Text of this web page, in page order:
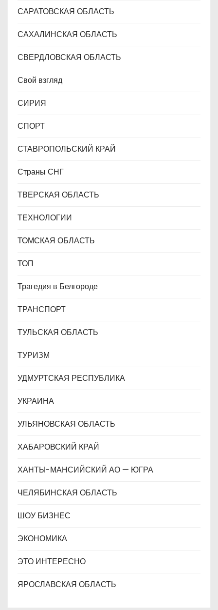
САРАТОВСКАЯ ОБЛАСТЬ
САХАЛИНСКАЯ ОБЛАСТЬ
СВЕРДЛОВСКАЯ ОБЛАСТЬ
Свой взгляд
СИРИЯ
СПОРТ
СТАВРОПОЛЬСКИЙ КРАЙ
Страны СНГ
ТВЕРСКАЯ ОБЛАСТЬ
ТЕХНОЛОГИИ
ТОМСКАЯ ОБЛАСТЬ
ТОП
Трагедия в Белгороде
ТРАНСПОРТ
ТУЛЬСКАЯ ОБЛАСТЬ
ТУРИЗМ
УДМУРТСКАЯ РЕСПУБЛИКА
УКРАИНА
УЛЬЯНОВСКАЯ ОБЛАСТЬ
ХАБАРОВСКИЙ КРАЙ
ХАНТЫ-МАНСИЙСКИЙ АО — ЮГРА
ЧЕЛЯБИНСКАЯ ОБЛАСТЬ
ШОУ БИЗНЕС
ЭКОНОМИКА
ЭТО ИНТЕРЕСНО
ЯРОСЛАВСКАЯ ОБЛАСТЬ